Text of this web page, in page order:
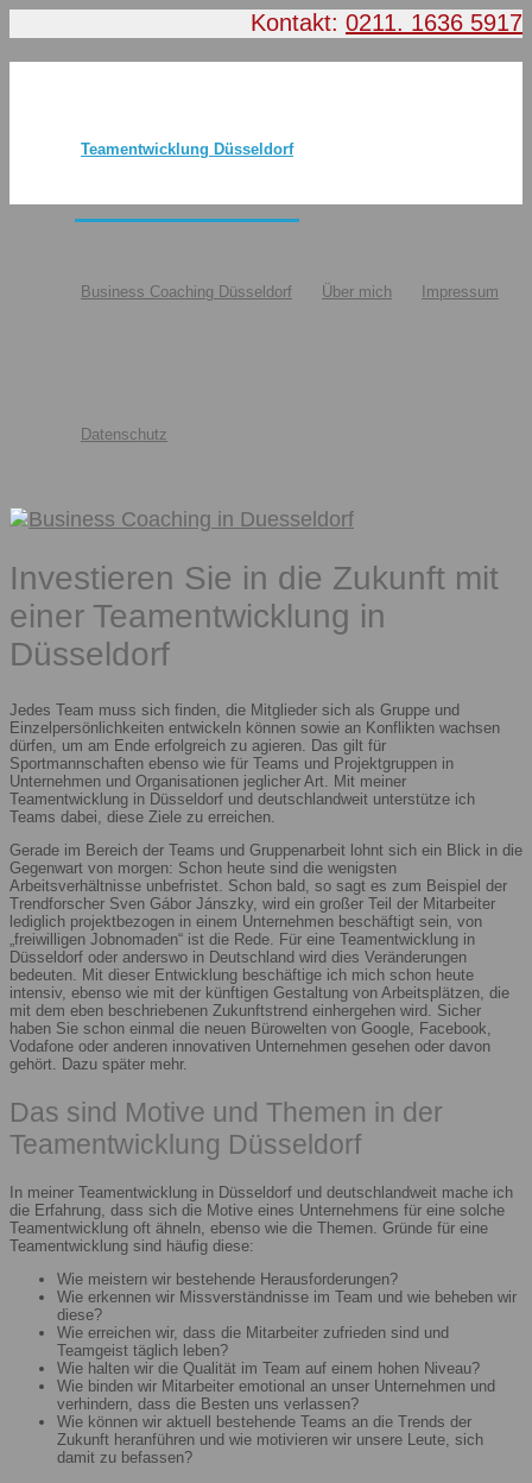
Kontakt: 0211. 1636 5917
Teamentwicklung Düsseldorf
Business Coaching Düsseldorf Über mich Impressum
Datenschutz
Investieren Sie in die Zukunft mit
einer Teamentwicklung in
Düsseldorf
Jedes Team muss sich finden, die Mitglieder sich als Gruppe und
Einzelpersönlichkeiten entwickeln können sowie an Konflikten wachsen
dürfen, um am Ende erfolgreich zu agieren. Das gilt für
Sportmannschaften ebenso wie für Teams und Projektgruppen in
Unternehmen und Organisationen jeglicher Art. Mit meiner
Teamentwicklung in Düsseldorf und deutschlandweit unterstütze ich
Teams dabei, diese Ziele zu erreichen.
Gerade im Bereich der Teams und Gruppenarbeit lohnt sich ein Blick in die
Gegenwart von morgen: Schon heute sind die wenigsten
Arbeitsverhältnisse unbefristet. Schon bald, so sagt es zum Beispiel der
Trendforscher Sven Gábor Jánszky, wird ein großer Teil der Mitarbeiter
lediglich projektbezogen in einem Unternehmen beschäftigt sein, von
„freiwilligen Jobnomaden“ ist die Rede. Für eine Teamentwicklung in
Düsseldorf oder anderswo in Deutschland wird dies Veränderungen
bedeuten. Mit dieser Entwicklung beschäftige ich mich schon heute
intensiv, ebenso wie mit der künftigen Gestaltung von Arbeitsplätzen, die
mit dem eben beschriebenen Zukunftstrend einhergehen wird. Sicher
haben Sie schon einmal die neuen Bürowelten von Google, Facebook,
Vodafone oder anderen innovativen Unternehmen gesehen oder davon
gehört. Dazu später mehr.
Das sind Motive und Themen in der
Teamentwicklung Düsseldorf
In meiner Teamentwicklung in Düsseldorf und deutschlandweit mache ich
die Erfahrung, dass sich die Motive eines Unternehmens für eine solche
Teamentwicklung oft ähneln, ebenso wie die Themen. Gründe für eine
Teamentwicklung sind häufig diese:
Wie meistern wir bestehende Herausforderungen?
Wie erkennen wir Missverständnisse im Team und wie beheben wir
diese?
Wie erreichen wir, dass die Mitarbeiter zufrieden sind und
Teamgeist täglich leben?
Wie halten wir die Qualität im Team auf einem hohen Niveau?
Wie binden wir Mitarbeiter emotional an unser Unternehmen und
verhindern, dass die Besten uns verlassen?
Wie können wir aktuell bestehende Teams an die Trends der
Zukunft heranführen und wie motivieren wir unsere Leute, sich
damit zu befassen?